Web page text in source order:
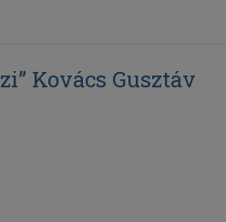
Kovács Gusztáv